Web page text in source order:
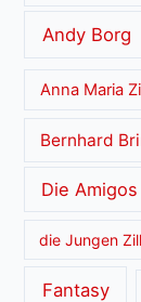
Andy Borg
Anna Maria
Bernhard
Die Amigos
die Jungen
Fantasy